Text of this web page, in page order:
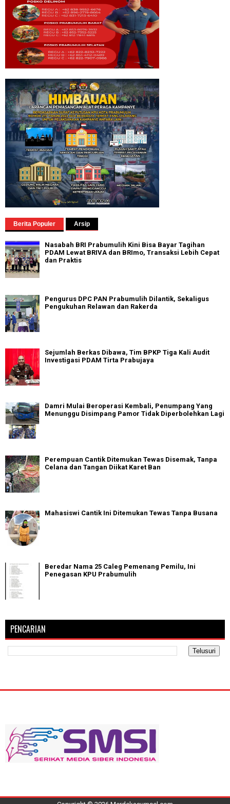
Berita Populer Arsip
Nasabah BRI Prabumulih Kini Bisa Bayar Tagihan
PDAM Lewat BRIVA dan BRImo, Transaksi Lebih Cepat
dan Praktis
Pengurus DPC PAN Prabumulih Dilantik, Sekaligus
Pengukuhan Relawan dan Rakerda
Sejumlah Berkas Dibawa, Tim BPKP Tiga Kali Audit
Investigasi PDAM Tirta Prabujaya
Damri Mulai Beroperasi Kembali, Penumpang Yang
Menunggu Disimpang Pamor Tidak Diperbolehkan Lagi
Perempuan Cantik Ditemukan Tewas Disemak, Tanpa
Celana dan Tangan Diikat Karet Ban
Mahasiswi Cantik Ini Ditemukan Tewas Tanpa Busana
Beredar Nama 25 Caleg Pemenang Pemilu, Ini
Penegasan KPU Prabumulih
PENCARIAN